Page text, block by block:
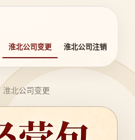
淮北公司变更 淮北公司注销
淮北公司变更